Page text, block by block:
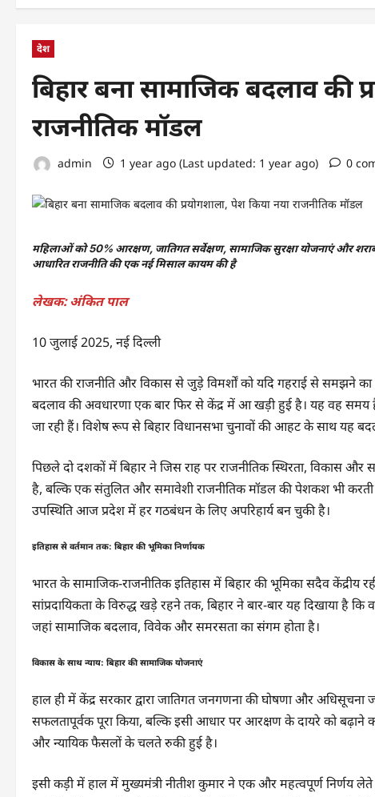
देश
बिहार बना सामाजिक बदलाव की
राजनीतिक मॉडल
admin 1 year ago (Last updated: 1 year ago) 0
महिलाओं को 50% आरक्षण, जातिगत सर्वेक्षण, सामाजिक सुरक्षा योजनाएं और
आधारित राजनीति की एक नई मिसाल कायम की है
लेखक: अंकित पाल
10 जुलाई 2025, नई दिल्ली
भारत की राजनीति और विकास से जुड़े विमर्शों को यदि गहराई से समझने
बदलाव की अवधारणा एक बार फिर से केंद्र में आ खड़ी हुई है। यह वह समय है
जा रही हैं। विशेष रूप से बिहार विधानसभा चुनावों की आहट के साथ यह
पिछले दो दशकों में बिहार ने जिस राह पर राजनीतिक स्थिरता, विकास
है, बल्कि एक संतुलित और समावेशी राजनीतिक मॉडल की पेशकश भी करती
उपस्थिति आज प्रदेश में हर गठबंधन के लिए अपरिहार्य बन चुकी है।
इतिहास से वर्तमान तक: बिहार की भूमिका निर्णायक
भारत के सामाजिक-राजनीतिक इतिहास में बिहार की भूमिका सदैव
सांप्रदायिकता के विरुद्ध खड़े रहने तक, बिहार ने बार-बार यह दिखाया है
जहां सामाजिक बदलाव, विवेक और समरसता का संगम होता है।
विकास के साथ न्याय: बिहार की सामाजिक योजनाएं
हाल ही में केंद्र सरकार द्वारा जातिगत जनगणना की घोषणा और
सफलतापूर्वक पूरा किया, बल्कि इसी आधार पर आरक्षण के दायरे को बढ़ाने
और न्यायिक फैसलों के चलते रुकी हुई है।
इसी कड़ी में हाल में मुख्यमंत्री नीतीश कुमार ने एक और महत्वपूर्ण निर्णय